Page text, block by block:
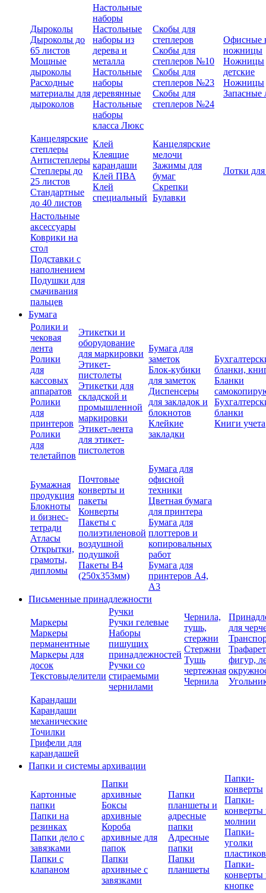
Дыроколы
Дыроколы до
65 листов
Мощные
дыроколы
Расходные
материалы для
дыроколов
Настольные
наборы
Настольные
наборы из
дерева и
металла
Настольные
наборы
деревянные
Настольные
наборы
класса Люкс
Скобы для
степлеров
Скобы для
степлеров №10
Скобы для
степлеров №23
Скобы для
степлеров №24
Офисные
ножницы
Ножницы
детские
Ножницы
Запасные
Канцелярские
степлеры
Антистеплеры
Степлеры до
25 листов
Стандартные
до 40 листов
Клей
Клеящие
карандаши
Клей ПВА
Клей
специальный
Канцелярские
мелочи
Зажимы для
бумаг
Скрепки
Булавки
Лотки
Настольные
аксессуары
Коврики на
стол
Подставки с
наполнением
Подушки для
смачивания
пальцев
Бумага
Ролики и
чековая
лента
Ролики
для
кассовых
аппаратов
Ролики
для
принтеров
Ролики
для
телетайпов
Этикетки и
оборудование
для маркировки
Этикет-
пистолеты
Этикетки для
складской и
промышленной
маркировки
Этикет-лента
для этикет-
пистолетов
Бумага для
заметок
Блок-кубики
для заметок
Диспенсеры
для закладок и
блокнотов
Клейкие
закладки
бланки,
Бланки
бланки
Книги учета
Бумажная
продукция
Блокноты
и бизнес-
тетради
Атласы
Открытки,
грамоты,
дипломы
Почтовые
конверты и
пакеты
Конверты
Пакеты с
полиэтиленовой
воздушной
подушкой
Пакеты В4
(250х353мм)
Бумага для
офисной
техники
Цветная бумага
для принтера
Бумага для
плоттеров и
копировальных
работ
Бумага для
принтеров А4,
А3
Письменные принадлежности
Маркеры
Маркеры
перманентные
Маркеры для
досок
Текстовыделители
Ручки
Ручки гелевые
Наборы
пишущих
принадлежностей
Ручки со
стираемыми
чернилами
Чернила,
тушь,
стержни
Стержни
Тушь
чертежная
Чернила
для
фигур,
Карандаши
Карандаши
механические
Точилки
Грифели для
карандашей
Папки и системы архивации
Картонные
папки
Папки на
резинках
Папки дело с
завязками
Папки с
клапаном
Папки
архивные
Боксы
архивные
Короба
архивные для
папок
Папки
архивные с
завязками
Папки
планшеты и
адресные
папки
Адресные
папки
Папки
планшеты
Папки-
конверты
Папки-
конверты
молнии
Папки-
уголки
Папки-
конверты
кнопке